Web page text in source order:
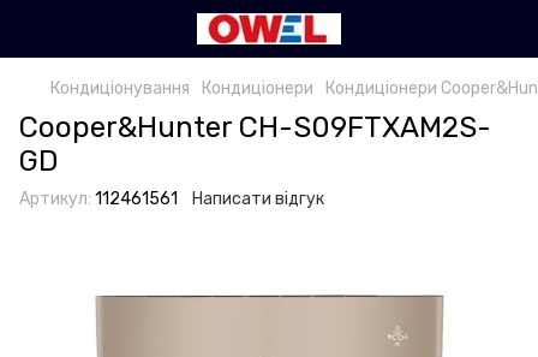
Кондиціонування Кондиціонери Кондиціонери
Cooper&Hunter CH-S09FTXAM2S-
GD
Артикул: 112461561 Написати відгук